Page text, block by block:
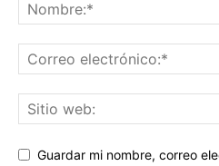
Guardar mi nombre, correo